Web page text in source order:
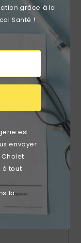
grâce à la
Santé !
est
envoyer
à tout
la
Verte
favorite_border